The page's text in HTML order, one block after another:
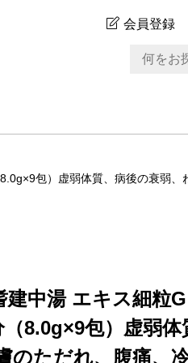
会員登録
包）虚弱体質、病後の衰弱、
中湯 エキス細粒
8.0g×9包）虚弱体
ただれ、腹痛、